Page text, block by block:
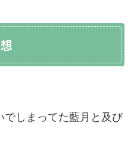
しまってた藍月と及び